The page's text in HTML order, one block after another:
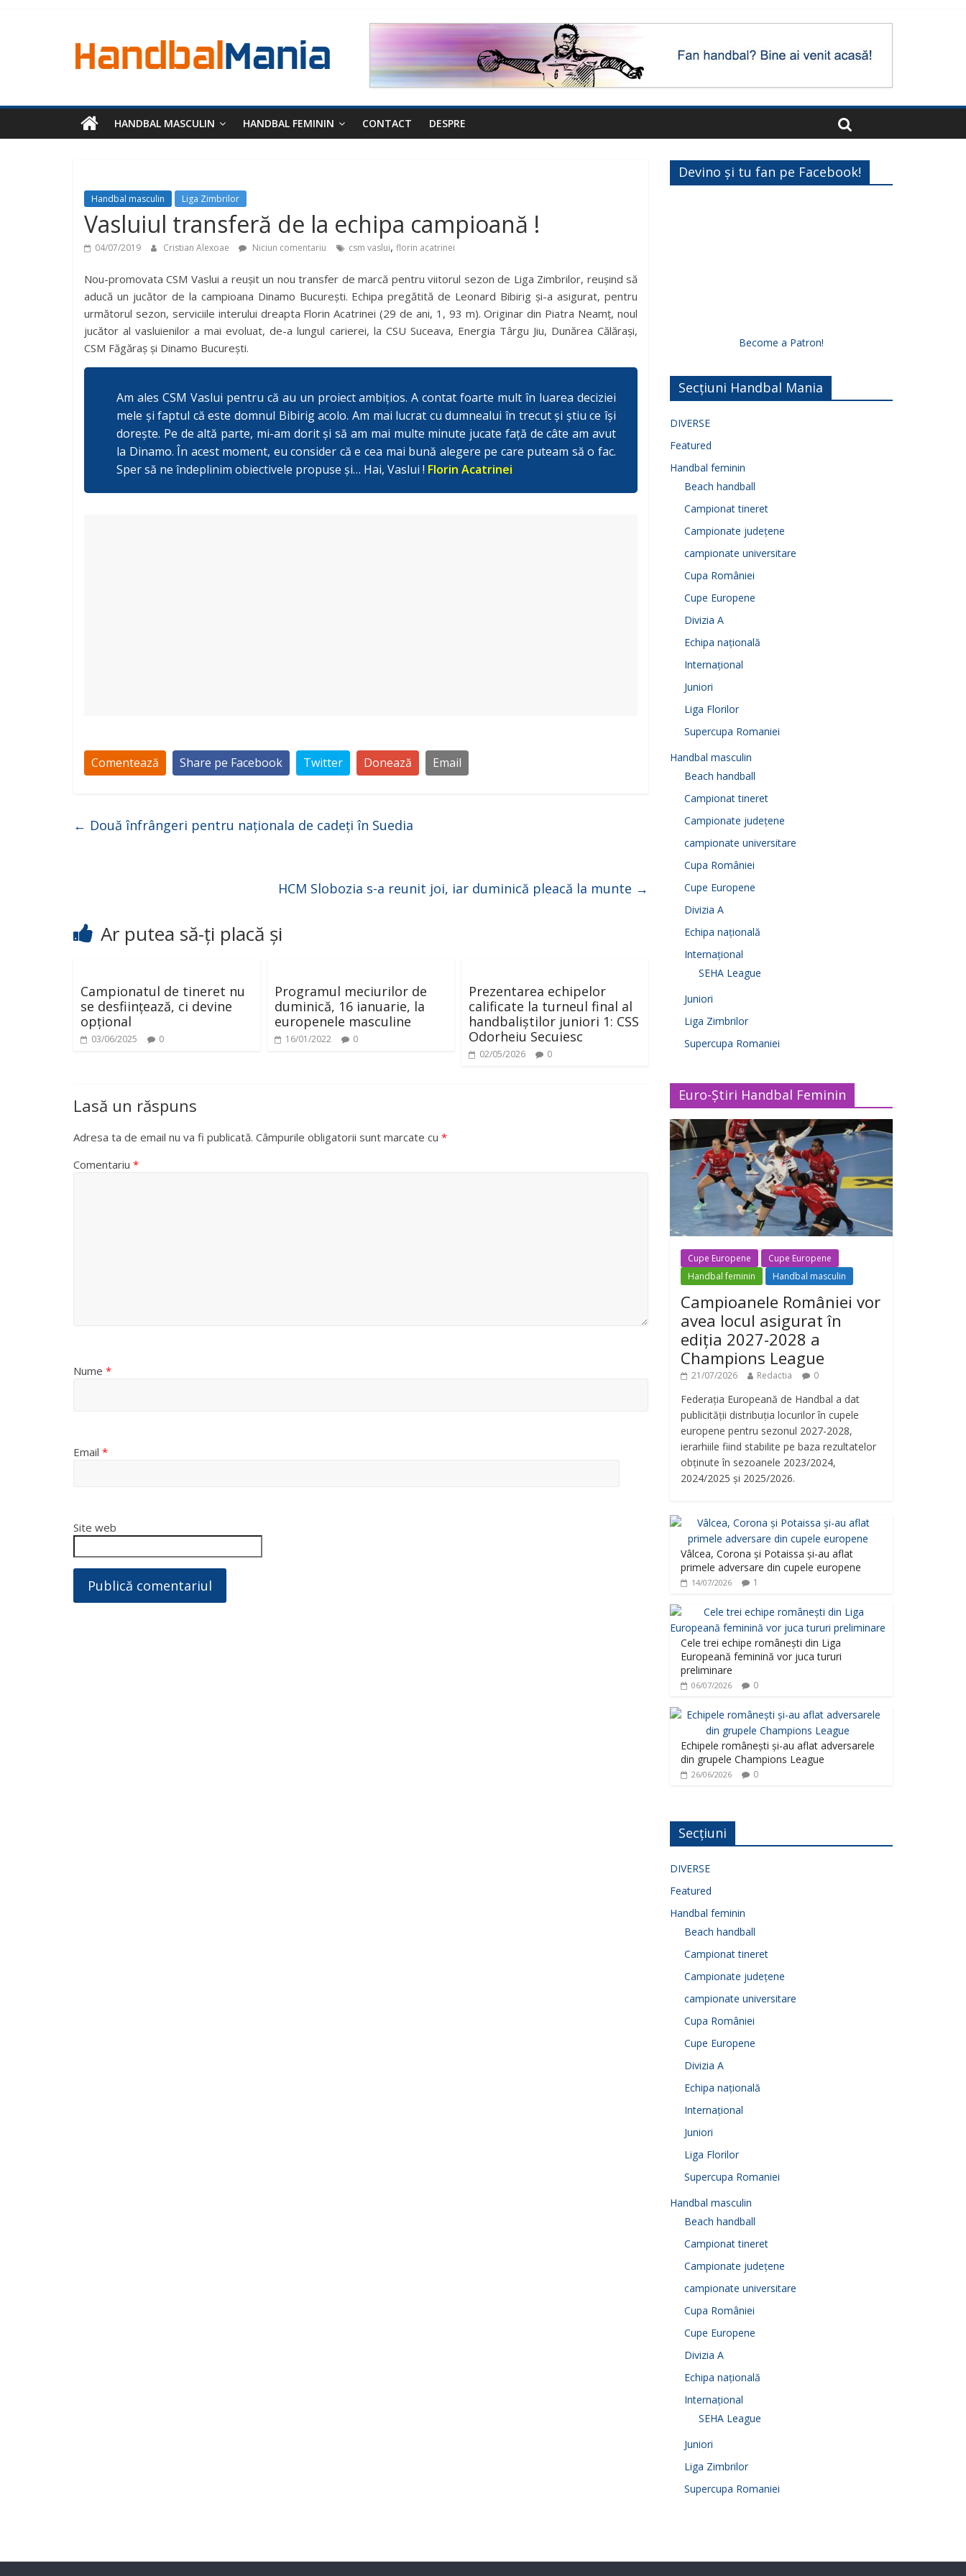
HANDBAL MASCULIN HANDBAL FEMININ CONTACT DESPRE
Handbal masculin Liga Zimbrilor
Vasluiul transferă de la echipa campioană !
04/07/2019 Cristian Alexoae Niciun comentariu csm vaslui, florin acatrinei
Nou-promovata CSM Vaslui a reușit un nou transfer de marcă pentru viitorul sezon de Liga Zimbrilor, reușind să
aducă un jucător de la campioana Dinamo București. Echipa pregătită de Leonard Bibirig și-a asigurat, pentru
următorul sezon, serviciile interului dreapta Florin Acatrinei (29 de ani, 1, 93 m). Originar din Piatra Neamț, noul
jucător al vasluienilor a mai evoluat, de-a lungul carierei, la CSU Suceava, Energia Târgu Jiu, Dunărea Călărași,
CSM Făgăraș și Dinamo București.
Am ales CSM Vaslui pentru că au un proiect ambițios. A contat foarte mult în luarea deciziei
mele și faptul că este domnul Bibirig acolo. Am mai lucrat cu dumnealui în trecut și știu ce își
dorește. Pe de altă parte, mi-am dorit și să am mai multe minute jucate față de câte am avut
la Dinamo. În acest moment, eu consider că e cea mai bună alegere pe care puteam să o fac.
Sper să ne îndeplinim obiectivele propuse și… Hai, Vaslui ! Florin Acatrinei
Comentează Share pe Facebook Twitter Donează Email
← Două înfrângeri pentru naționala de cadeți în Suedia
HCM Slobozia s-a reunit joi, iar duminică pleacă la munte →
Ar putea să-ți placă și
Campionatul de tineret nu
se desființează, ci devine
opțional
03/06/2025 0
Programul meciurilor de
duminică, 16 ianuarie, la
europenele masculine
16/01/2022 0
Prezentarea echipelor
calificate la turneul final al
handbaliștilor juniori 1: CSS
Odorheiu Secuiesc
02/05/2026 0
Lasă un răspuns
Adresa ta de email nu va fi publicată. Câmpurile obligatorii sunt marcate cu *
Comentariu *
Nume *
Email *
Site web
Devino și tu fan pe Facebook!
Become a Patron!
Secțiuni Handbal Mania
DIVERSE
Featured
Handbal feminin
Beach handball
Campionat tineret
Campionate județene
campionate universitare
Cupa României
Cupe Europene
Divizia A
Echipa națională
Internațional
Juniori
Liga Florilor
Supercupa Romaniei
Handbal masculin
Beach handball
Campionat tineret
Campionate județene
campionate universitare
Cupa României
Cupe Europene
Divizia A
Echipa națională
Internațional
SEHA League
Juniori
Liga Zimbrilor
Supercupa Romaniei
Euro-Știri Handbal Feminin
Cupe Europene
Cupe Europene
Handbal feminin
Handbal masculin
Campioanele României vor
avea locul asigurat în
ediția 2027-2028 a
Champions League
21/07/2026 Redactia 0
Federația Europeană de Handbal a dat
publicității distribuția locurilor în cupele
europene pentru sezonul 2027-2028,
ierarhiile fiind stabilite pe baza rezultatelor
obținute în sezoanele 2023/2024,
2024/2025 și 2025/2026.
Vâlcea, Corona și Potaissa și-au aflat
primele adversare din cupele europene
14/07/2026 1
Cele trei echipe românești din Liga
Europeană feminină vor juca tururi
preliminare
06/07/2026 0
Echipele românești și-au aflat adversarele
din grupele Champions League
26/06/2026 0
Secțiuni
DIVERSE
Featured
Handbal feminin
Beach handball
Campionat tineret
Campionate județene
campionate universitare
Cupa României
Cupe Europene
Divizia A
Echipa națională
Internațional
Juniori
Liga Florilor
Supercupa Romaniei
Handbal masculin
Beach handball
Campionat tineret
Campionate județene
campionate universitare
Cupa României
Cupe Europene
Divizia A
Echipa națională
Internațional
SEHA League
Juniori
Liga Zimbrilor
Supercupa Romaniei